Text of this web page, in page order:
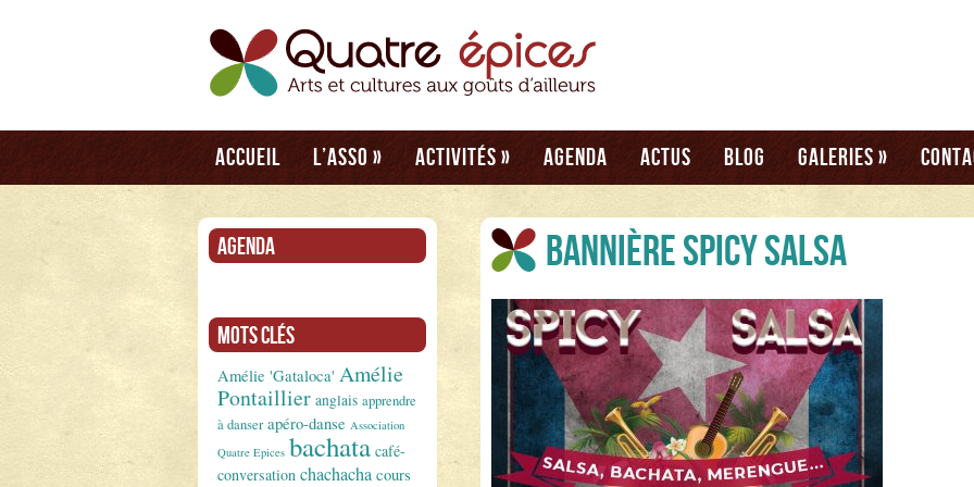
Accueil L’asso » Activités » Agenda Actus Blog Galeries »
Agenda
Mots clés
Amélie 'Gataloca' Amélie
Pontaillier anglais apprendre
à danser apéro-danse Association
Quatre Epices bachata café-
conversation chachacha cours
bannière spicy salsa